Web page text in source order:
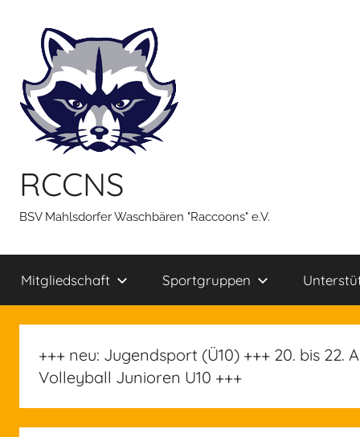
springen
RCCNS
BSV Mahlsdorfer Waschbären "Raccoons" e.V.
Mitgliedschaft Sportgruppen
+++ neu: Jugendsport (Ü10) +++ 20. bis 22.
Volleyball Junioren U10 +++